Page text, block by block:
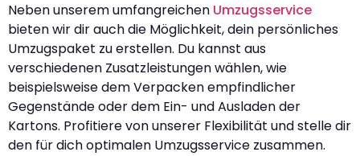
Neben unserem umfangreichen Umzugsservice
bieten wir dir auch die Möglichkeit, dein persönliches
Umzugspaket zu erstellen. Du kannst aus
verschiedenen Zusatzleistungen wählen, wie
beispielsweise dem Verpacken empfindlicher
Gegenstände oder dem Ein- und Ausladen der
Kartons. Profitiere von unserer Flexibilität und stelle dir
den für dich optimalen Umzugsservice zusammen.